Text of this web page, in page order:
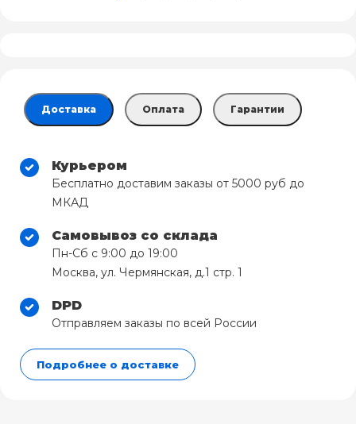
Доставка Оплата Гарантии
Курьером
Бесплатно доставим заказы от 5000 руб до
МКАД
Самовывоз со склада
Пн-Сб с 9:00 до 19:00
Москва, ул. Чермянская, д.1 стр. 1
DPD
Отправляем заказы по всей России
Подробнее о доставке